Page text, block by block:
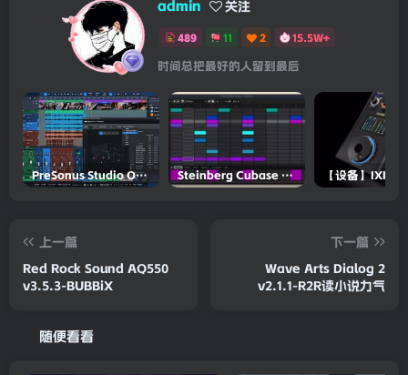
admin 关注
489 11 2 15.5W+
时间总把最好的人留到最后
PreSonus Studio One Pro 7 v7.0.0 Incl Keygen-R2R Steinberg Cubase Pro 14 v14.0.5-R2R
上一篇
Red Rock Sound AQ550
v3.5.3-BUBBiX
下一篇
Wave Arts Dialog 2
v2.1.1-R2R读小说力气
随便看看